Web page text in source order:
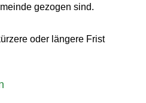
gezogen sind.
oder längere Frist